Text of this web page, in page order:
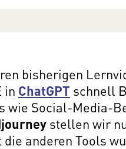
bisherigen
in ChatGPT schnell
wie Social-Media-
stellen wir
die anderen Tools